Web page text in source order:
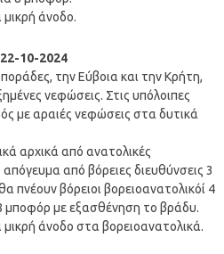
άνοδο.
10-2024
την Εύβοια και την Κρήτη,
νεφώσεις. Στις υπόλοιπες
με αραιές νεφώσεις στα δυτικά
αρχικά από ανατολικές
από βόρειες διευθύνσεις 3
πνέουν βόρειοι βορειοανατολικόί 4
μποφόρ με εξασθένηση το βράδυ.
άνοδο στα βορειοανατολικά.